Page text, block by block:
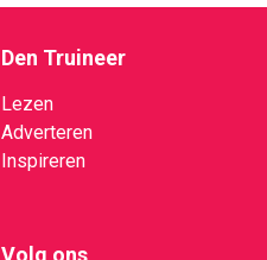
Den Truineer
Lezen
Adverteren
Inspireren